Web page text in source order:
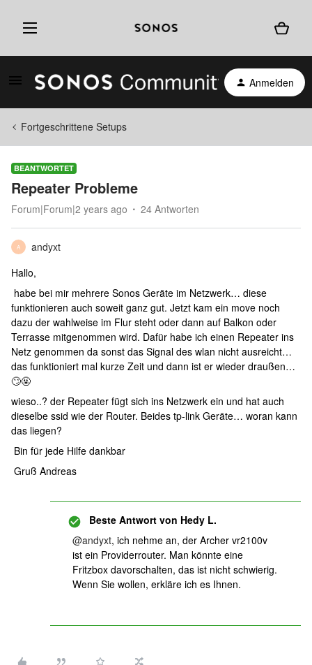
Anmelden
Fortgeschrittene Setups
BEANTWORTET
Repeater Probleme
Forum|Forum|2 years ago 24 Antworten
A
andyxt
Hallo,
habe bei mir mehrere Sonos Geräte im Netzwerk… diese
funktionieren auch soweit ganz gut. Jetzt kam ein move noch
dazu der wahlweise im Flur steht oder dann auf Balkon oder
Terrasse mitgenommen wird. Dafür habe ich einen Repeater ins
Netz genommen da sonst das Signal des wlan nicht ausreicht…
das funktioniert mal kurze Zeit und dann ist er wieder draußen…
🙄🤬
wieso..? der Repeater fügt sich ins Netzwerk ein und hat auch
dieselbe ssid wie der Router. Beides tp-link Geräte… woran kann
das liegen?
Bin für jede Hilfe dankbar
Gruß Andreas
Beste Antwort von Hedy L.
@andyxt, ich nehme an, der Archer vr2100v
ist ein Providerrouter. Man könnte eine
Fritzbox davorschalten, das ist nicht schwierig.
Wenn Sie wollen, erkläre ich es Ihnen.